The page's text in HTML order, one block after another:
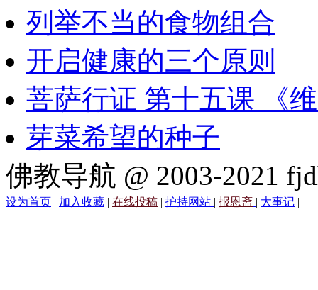
列举不当的食物组合
开启健康的三个原则
菩萨行证 第十五课 《
芽菜希望的种子
佛教导航 @ 2003-2021
设为首页 | 加入收藏 | 在线投稿 | 护持网站 | 报恩斋 | 大事记 |